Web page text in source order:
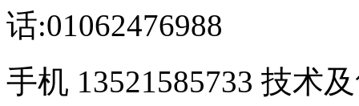
话:01062476988
手机 13521585733 技术